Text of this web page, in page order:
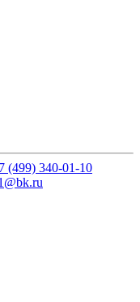
(499) 340-01-10